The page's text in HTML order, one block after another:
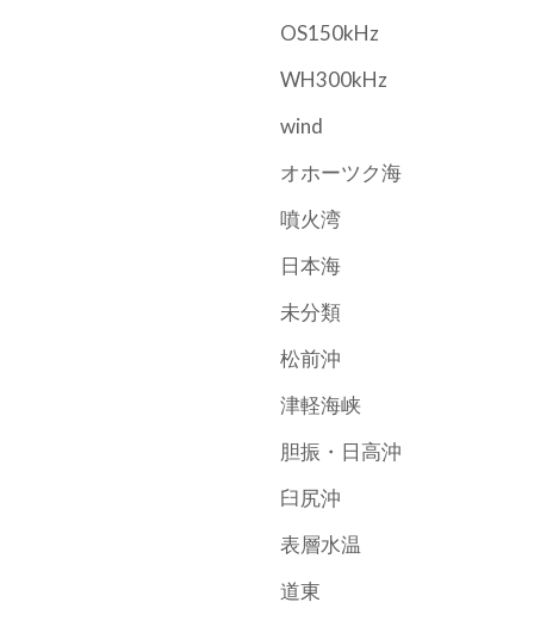
OS150kHz
WH300kHz
wind
オホーツク海
噴火湾
日本海
未分類
松前沖
津軽海峡
胆振・日高沖
臼尻沖
表層水温
道東